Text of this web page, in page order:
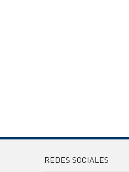
REDES SOCIALES